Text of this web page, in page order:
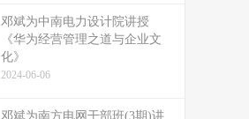
邓斌为中南电力设计院讲授
《华为经营管理之道与企业文
化》
2024-06-06
邓斌为南方电网干部班(3期)讲